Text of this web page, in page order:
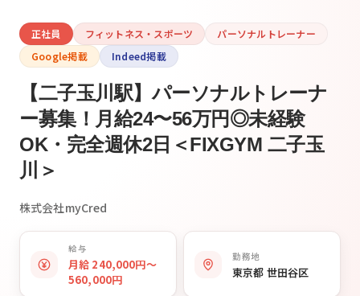
正社員 フィットネス・スポーツ
パーソナルトレーナー
Google掲載
Indeed掲載
【二子玉川駅】パーソナルトレーナ
ー募集！月給24〜56万円◎未経験
OK・完全週休2日＜FIXGYM 二子玉
川＞
株式会社myCred
給与
月給 240,000円〜
560,000円
勤務地
東京都 世田谷区